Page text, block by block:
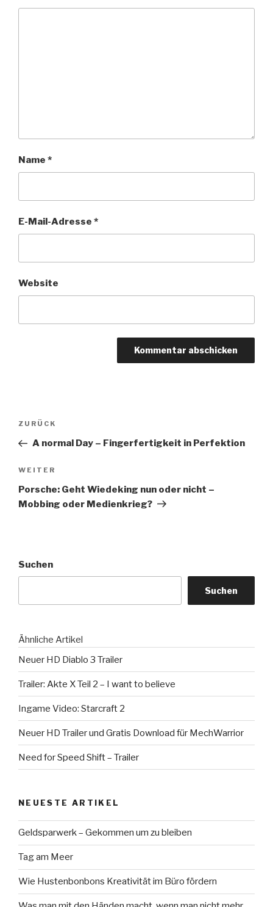
Name *
E-Mail-Adresse *
Website
Beitragsnavigation
Vorheriger
Beitrag
ZURÜCK
A normal Day – Fingerfertigkeit in Perfektion
Nächster
Beitrag
WEITER
Porsche: Geht Wiedeking nun oder nicht –
Mobbing oder Medienkrieg?
Suchen
Suchen
Ähnliche Artikel
Neuer HD Diablo 3 Trailer
Trailer: Akte X Teil 2 – I want to believe
Ingame Video: Starcraft 2
Neuer HD Trailer und Gratis Download für MechWarrior
Need for Speed Shift – Trailer
NEUESTE ARTIKEL
Geldsparwerk – Gekommen um zu bleiben
Tag am Meer
Wie Hustenbonbons Kreativität im Büro fördern